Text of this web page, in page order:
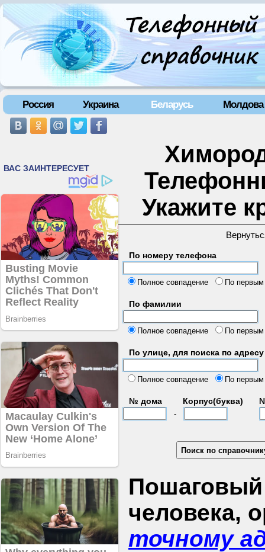
Россия Украина Беларусь Молдова
Укажите
По номеру телефона
Полное совпадение
По
По фамилии
Полное совпадение По
По улице, для поиска по адресу
Полное совпадение
По
№ дома Корпус(буква)
-
Пошаговый
человека,
точному